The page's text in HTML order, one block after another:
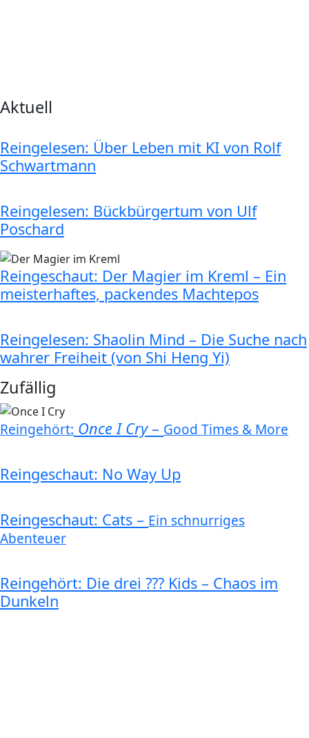
Aktuell
Reingelesen: Über Leben mit KI von Rolf
Schwartmann
Reingelesen: Bückbürgertum von Ulf
Poschard
Reingeschaut: Der Magier im Kreml – Ein
meisterhaftes, packendes Machtepos
Reingelesen: Shaolin Mind – Die Suche nach
wahrer Freiheit (von Shi Heng Yi)
Zufällig
Reingehört: Once I Cry– Good Times & More
Reingeschaut: No Way Up
Reingeschaut: Cats – Ein schnurriges
Abenteuer
Reingehört: Die drei ??? Kids – Chaos im
Dunkeln